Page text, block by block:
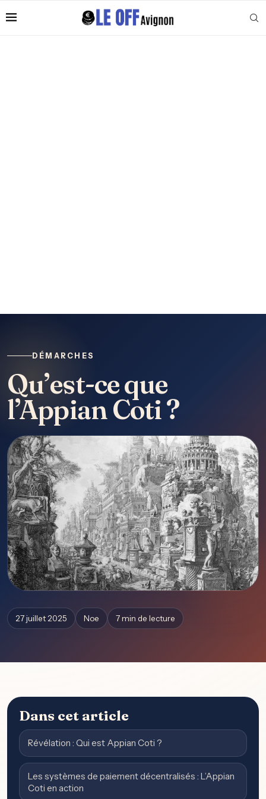
DÉMARCHES
Qu’est-ce que
l’Appian Coti ?
27 juillet 2025 Noe 7 min de lecture
Dans cet article
Révélation : Qui est Appian Coti ?
Les systèmes de paiement décentralisés : L’Appian
Coti en action